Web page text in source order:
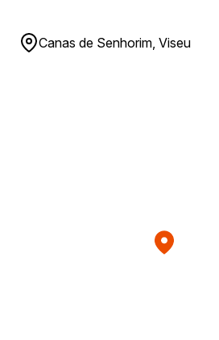
Canas de Senhorim, Viseu